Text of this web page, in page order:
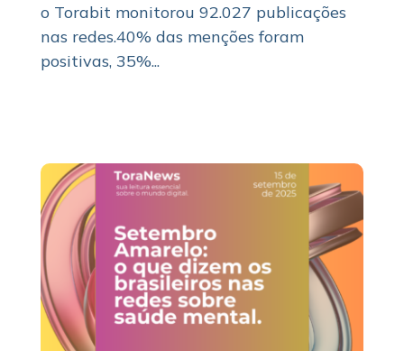
o Torabit monitorou 92.027 publicações
nas redes.40% das menções foram
positivas, 35%...